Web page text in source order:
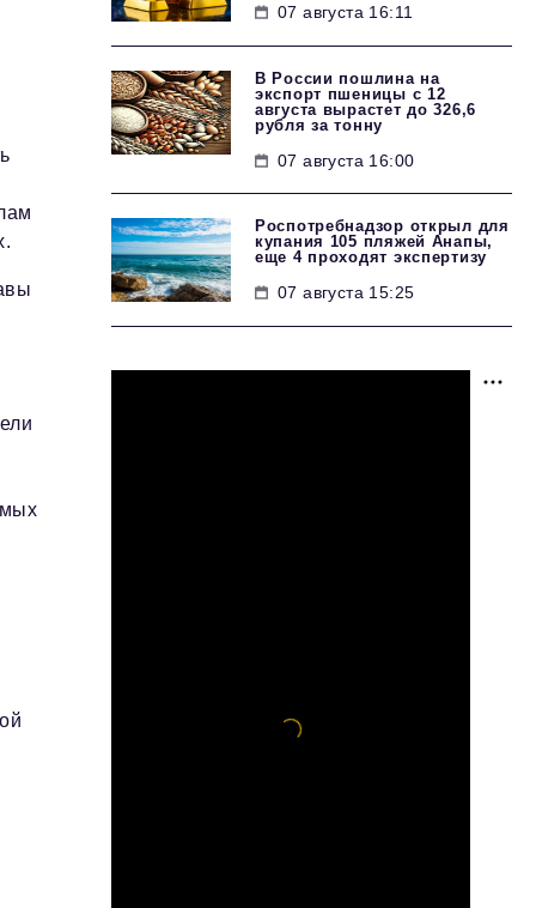
07 августа 16:11
В России пошлина на
экспорт пшеницы с 12
августа вырастет до 326,6
рубля за тонну
07 августа 16:00
Роспотребнадзор открыл для
купания 105 пляжей Анапы,
еще 4 проходят экспертизу
07 августа 15:25